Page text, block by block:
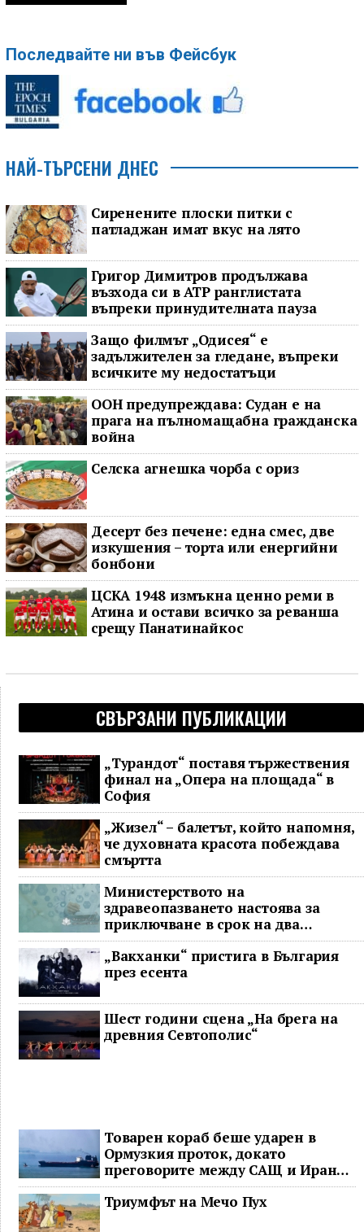
Последвайте ни във Фейсбук
НАЙ-ТЪРСЕНИ ДНЕС
Сиренените плоски питки с
патладжан имат вкус на лято
Григор Димитров продължава
възхода си в ATP ранглистата
въпреки принудителната пауза
Защо филмът „Одисея“ е
задължителен за гледане, въпреки
всичките му недостатъци
ООН предупреждава: Судан е на
прага на пълномащабна гражданска
война
Селска агнешка чорба с ориз
Десерт без печене: една смес, две
изкушения – торта или енергийни
бонбони
ЦСКА 1948 измъкна ценно реми в
Атина и остави всичко за реванша
срещу Панатинайкос
СВЪРЗАНИ ПУБЛИКАЦИИ
„Турандот“ поставя тържествения
финал на „Опера на площада“ в
София
„Жизел“ – балетът, който напомня,
че духовната красота побеждава
смъртта
Министерството на
здравеопазването настоява за
приключване в срок на два
ключови строителни проекта
„Вакханки“ пристига в България
през есента
Шест години сцена „На брега на
древния Севтополис“
Товарен кораб беше ударен в
Ормузкия проток, докато
преговорите между САЩ и Иран
останаха в безизходица
Триумфът на Мечо Пух